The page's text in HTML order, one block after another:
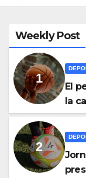
Weekly Post
El
la
las